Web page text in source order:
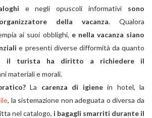
e negli opuscoli informativi sono
della vacanza. Qualora
ai suoi obblighi, e nella vacanza siano
e presenti diverse difformità da quanto
il turista ha diritto a richiedere il
materiali e morali.
La carenza di igienein hotel, la
, la sistemazione non adeguata o diversa da
nel catalogo, i bagagli smarriti durante il